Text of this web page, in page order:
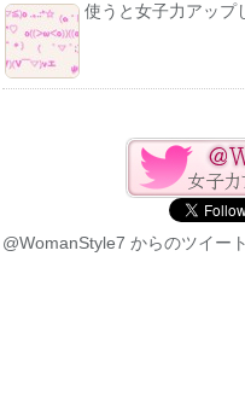
使うと女子力アッ
@WomanStyle7 からのツイート